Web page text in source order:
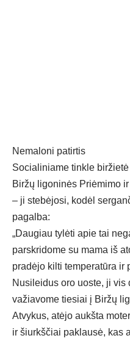
Nemaloni patirtis
Socialiniame tinkle
Biržų ligoninės Priėmimo
– ji stebėjosi, kodėl
pagalba:
„Daugiau tylėti apie tai
parskridome su mama iš
pradėjo kilti temperatūra ir
Nusileidus oro uoste, ji
važiavome tiesiai į Biržų
Atvykus, atėjo aukšta
ir šiurkščiai paklausė, kas